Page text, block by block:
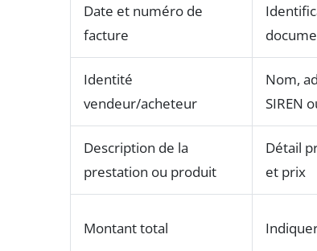
Date et numéro de
facture
Identité
vendeur/acheteur
Nom,
SIREN
Description de la
prestation ou produit
Détail
et prix
Montant total